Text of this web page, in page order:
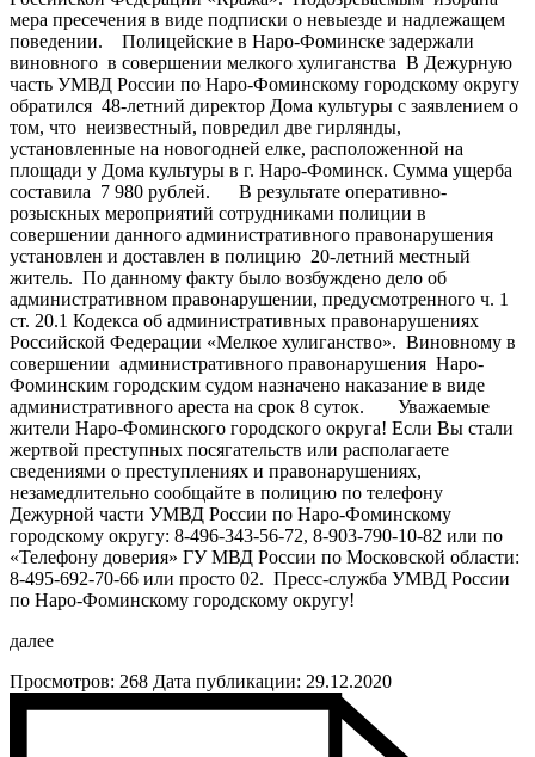
мера пресечения в виде подписки о невыезде и надлежащем
поведении. Полицейские в Наро-Фоминске задержали
виновного в совершении мелкого хулиганства В Дежурную
часть УМВД России по Наро-Фоминскому городскому округу
обратился 48-летний директор Дома культуры с заявлением о
том, что неизвестный, повредил две гирлянды,
установленные на новогодней елке, расположенной на
площади у Дома культуры в г. Наро-Фоминск. Сумма ущерба
составила 7 980 рублей. В результате оперативно-
розыскных мероприятий сотрудниками полиции в
совершении данного административного правонарушения
установлен и доставлен в полицию 20-летний местный
житель. По данному факту было возбуждено дело об
административном правонарушении, предусмотренного ч. 1
ст. 20.1 Кодекса об административных правонарушениях
Российской Федерации «Мелкое хулиганство». Виновному в
совершении административного правонарушения Наро-
Фоминским городским судом назначено наказание в виде
административного ареста на срок 8 суток. Уважаемые
жители Наро-Фоминского городского округа! Если Вы стали
жертвой преступных посягательств или располагаете
сведениями о преступлениях и правонарушениях,
незамедлительно сообщайте в полицию по телефону
Дежурной части УМВД России по Наро-Фоминскому
городскому округу: 8-496-343-56-72, 8-903-790-10-82 или по
«Телефону доверия» ГУ МВД России по Московской области:
8-495-692-70-66 или просто 02. Пресс-служба УМВД России
по Наро-Фоминскому городскому округу!
далее
Просмотров: 268 Дата публикации: 29.12.2020